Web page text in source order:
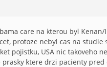
care na kterou byl
protoze nebyl cas na studie
pojistku, USA nic takoveho
ktere drzi pacienty